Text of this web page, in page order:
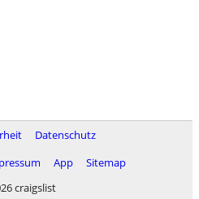
Datenschutz
App
Sitemap
craigslist